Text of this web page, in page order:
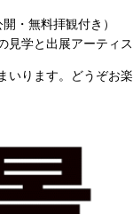
・無料拝観付き）
学と出展アーティス
ります。どうぞお楽